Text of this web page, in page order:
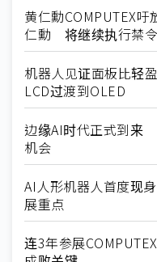
黄仁勳COMPUTEX
仁勳 将继续执行禁令
机器人见证面板比轻
LCD过渡到OLED
边缘AI时代正式到来
机会
AI人形机器人首度现
展重点
连3年参展